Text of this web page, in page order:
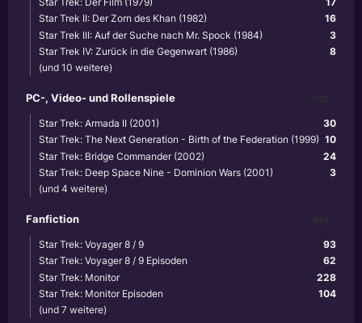
16
Star Trek II: Der Zorn des Khan (1982)
3
Star Trek III: Auf der Suche nach Mr. Spock (1984)
8
Star Trek IV: Zurück in die Gegenwart (1986)
(und 10 weitere)
PC-, Video- und Rollenspiele
30
Star Trek: Armada II (2001)
10
Star Trek: The Next Generation - Birth of the Federation (1999)
24
Star Trek: Bridge Commander (2002)
3
Star Trek: Deep Space Nine - Dominion Wars (2001)
(und 4 weitere)
Fanfiction
93
Star Trek: Voyager 8 / 9
62
Star Trek: Voyager 8 / 9 Episoden
228
Star Trek: Monitor
104
Star Trek: Monitor Episoden
(und 7 weitere)